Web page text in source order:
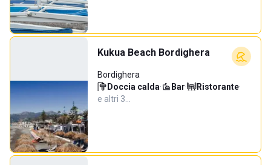
Kukua Beach Bordighera
Bordighera
Doccia calda· Bar· Ristorante·
e altri 3…